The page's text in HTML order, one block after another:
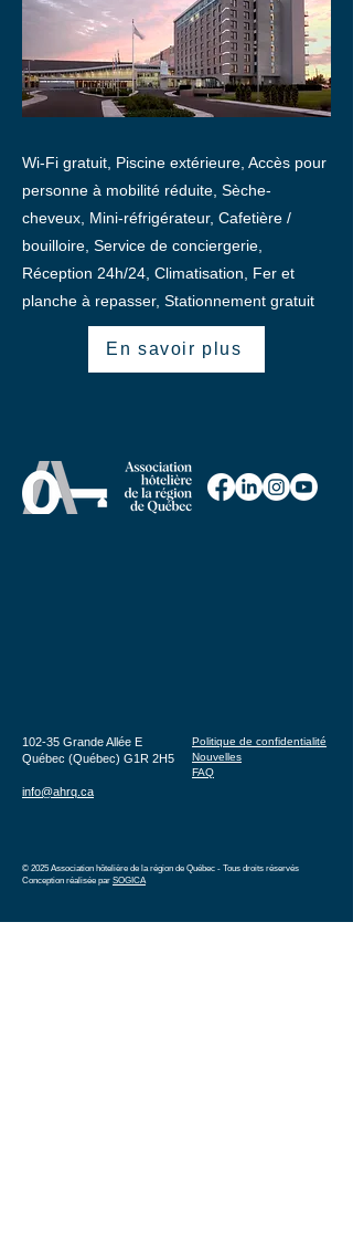
Wi-Fi gratuit, Piscine extérieure, Accès pour
personne à mobilité réduite, Sèche-
cheveux, Mini-réfrigérateur, Cafetière /
bouilloire, Service de conciergerie,
Réception 24h/24, Climatisation, Fer et
planche à repasser, Stationnement gratuit
En savoir plus
Politique de confidentialité
Nouvelles
FAQ
102-35 Grande Allée E
Québec (Québec) G1R 2H5
info@ahrq.ca
© 2025 Association hôtelière de la région de Québec - Tous droits réservés
Conception réalisée par SOGICA